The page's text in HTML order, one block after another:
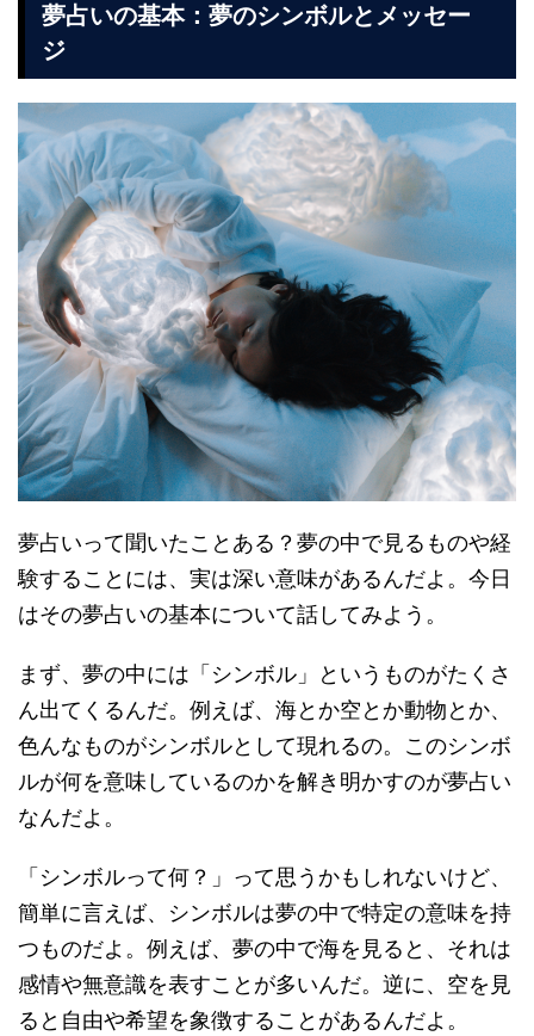
夢占いの基本：夢のシンボルとメッセー
ジ
夢占いって聞いたことある？夢の中で見るものや経
験することには、実は深い意味があるんだよ。今日
はその夢占いの基本について話してみよう。
まず、夢の中には「シンボル」というものがたくさ
ん出てくるんだ。例えば、海とか空とか動物とか、
色んなものがシンボルとして現れるの。このシンボ
ルが何を意味しているのかを解き明かすのが夢占い
なんだよ。
「シンボルって何？」って思うかもしれないけど、
簡単に言えば、シンボルは夢の中で特定の意味を持
つものだよ。例えば、夢の中で海を見ると、それは
感情や無意識を表すことが多いんだ。逆に、空を見
ると自由や希望を象徴することがあるんだよ。